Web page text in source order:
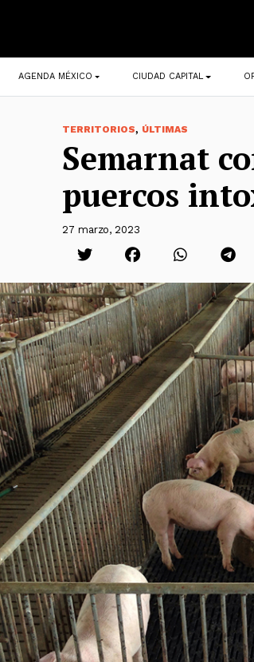
Navegación
principal
AGENDA MÉXICO CIUDAD CAPITAL
TERRITORIOS, ÚLTIMAS
Semarnat
puercos
27 marzo, 2023